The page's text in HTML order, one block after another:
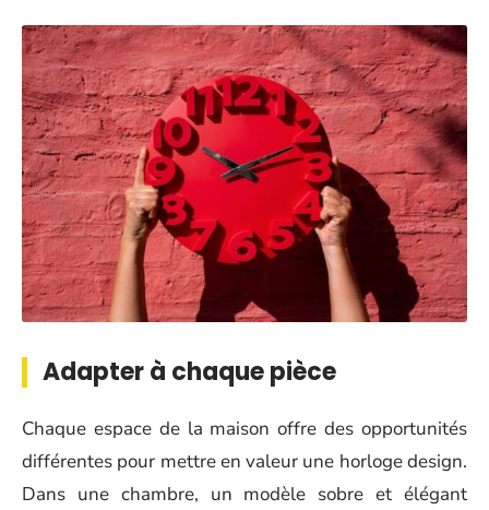
Adapter à chaque pièce
Chaque espace de la maison offre des opportunités
différentes pour mettre en valeur une horloge design.
Dans une chambre, un modèle sobre et élégant